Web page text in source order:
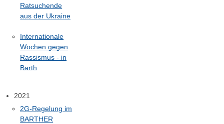
Ratsuchende
aus der Ukraine
Internationale
Wochen gegen
Rassismus - in
Barth
2021
2G-Regelung im
BARTHER